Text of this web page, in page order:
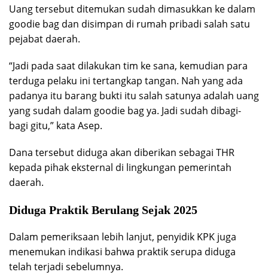
Uang tersebut ditemukan sudah dimasukkan ke dalam
goodie bag dan disimpan di rumah pribadi salah satu
pejabat daerah.
“Jadi pada saat dilakukan tim ke sana, kemudian para
terduga pelaku ini tertangkap tangan. Nah yang ada
padanya itu barang bukti itu salah satunya adalah uang
yang sudah dalam goodie bag ya. Jadi sudah dibagi-
bagi gitu,” kata Asep.
Dana tersebut diduga akan diberikan sebagai THR
kepada pihak eksternal di lingkungan pemerintah
daerah.
Diduga Praktik Berulang Sejak 2025
Dalam pemeriksaan lebih lanjut, penyidik KPK juga
menemukan indikasi bahwa praktik serupa diduga
telah terjadi sebelumnya.